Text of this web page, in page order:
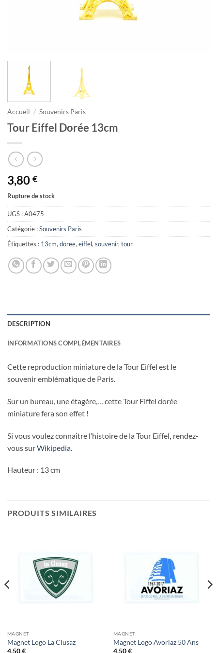
Accueil / Souvenirs Paris
Tour Eiffel Dorée 13cm
3,80 €
Rupture de stock
UGS :A0475
Catégorie :Souvenirs Paris
Étiquettes : 13cm, doree, eiffel, souvenir, tour
DESCRIPTION
INFORMATIONS COMPLÉMENTAIRES
Cette reproduction miniature de la Tour Eiffel est le
souvenir emblématique de Paris.
Sur un bureau, une étagère,… cette Tour Eiffel dorée
miniature fera son effet !
Si vous voulez connaître l’histoire de la Tour Eiffel rendez-
vous surWikipedia
Hauteur : 13 cm
PRODUITS SIMILAIRES
MAGNET
Magnet Logo La Clusaz
4,50€
MAGNET
Magnet Logo Avoriaz 50 Ans
4,50€